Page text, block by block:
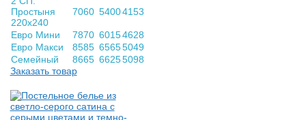
Простыня
220х240
7060 54004153
Евро Мини 7870 60154628
Евро Макси
8585 65655049
Семейный
8665 66255098
Заказать товар